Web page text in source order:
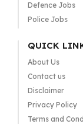
Defence Jobs
Police Jobs
QUICK
About Us
Contact us
Disclaimer
Privacy Policy
Terms and